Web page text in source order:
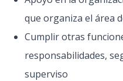
que organiza el área
Cumplir otras
responsabilidades,
superviso